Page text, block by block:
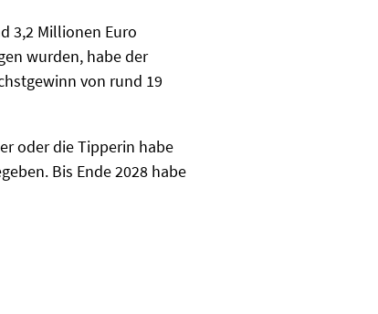
3,2 Millionen Euro
wurden, habe der
von rund 19
oder die Tipperin habe
Bis Ende 2028 habe